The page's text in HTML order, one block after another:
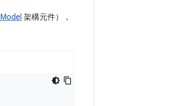
架構元件），